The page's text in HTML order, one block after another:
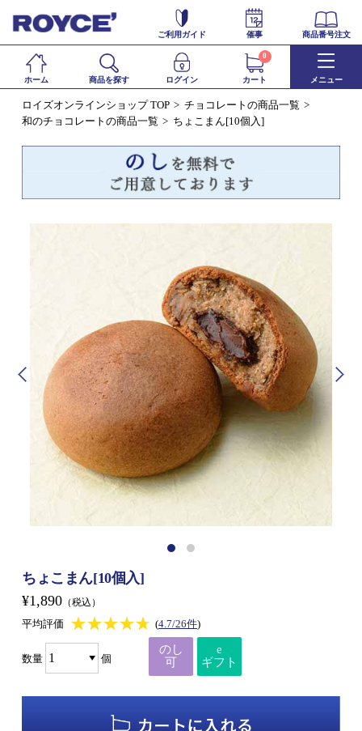
ご利用ガイド 催事 商品番号注文
ホーム 商品を探す ログイン カート
0
メニュー
ロイズオンラインショップ TOP
チョコレートの商品一覧
和のチョコレートの商品一覧
ちょこまん[10個入]
ちょこまん[10個入]
¥1,890 （税込）
平均評価 ★★★★★
★★★★★ (4.7/26件)
数量 個
のし
可
e
ギフト